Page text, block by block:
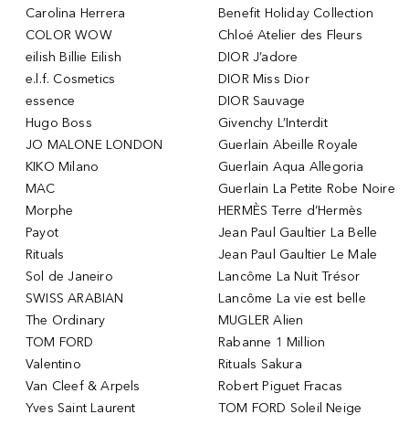
Carolina Herrera
COLOR WOW
eilish Billie Eilish
e.l.f. Cosmetics
essence
Hugo Boss
JO MALONE LONDON
KIKO Milano
MAC
Morphe
Payot
Rituals
Sol de Janeiro
SWISS ARABIAN
The Ordinary
TOM FORD
Valentino
Van Cleef & Arpels
Yves Saint Laurent
Benefit Holiday Collection
Chloé Atelier des Fleurs
DIOR J’adore
DIOR Miss Dior
DIOR Sauvage
Givenchy L’Interdit
Guerlain Abeille Royale
Guerlain Aqua Allegoria
Guerlain La Petite Robe Noire
HERMÈS Terre d’Hermès
Jean Paul Gaultier La Belle
Jean Paul Gaultier Le Male
Lancôme La Nuit Trésor
Lancôme La vie est belle
MUGLER Alien
Rabanne 1 Million
Rituals Sakura
Robert Piguet Fracas
TOM FORD Soleil Neige